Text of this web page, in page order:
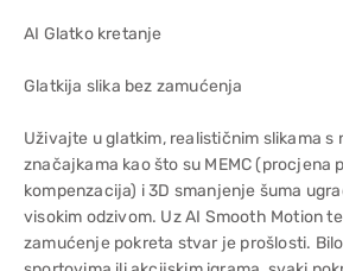
AI Glatko kretanje
Glatkija slika bez zamućenja
Uživajte u glatkim, realističnim slikama s
značajkama kao što su MEMC (procjena
kompenzacija) i 3D smanjenje šuma
visokim odzivom. Uz AI Smooth Motion
zamućenje pokreta stvar je prošlosti.